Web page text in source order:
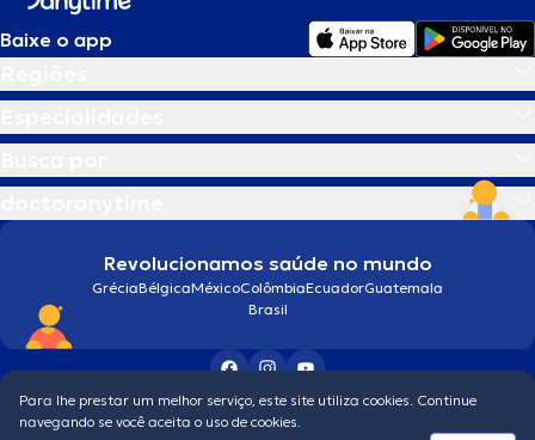
Baixe o app
Revolucionamos saúde no mundo
GréciaBélgicaMéxicoColômbiaEcuadorGuatemala
Brasil
Condições gerais
Para lhe prestar um melhor serviço, este site utiliza cookies. Continue
navegando se você aceita o uso de cookies.